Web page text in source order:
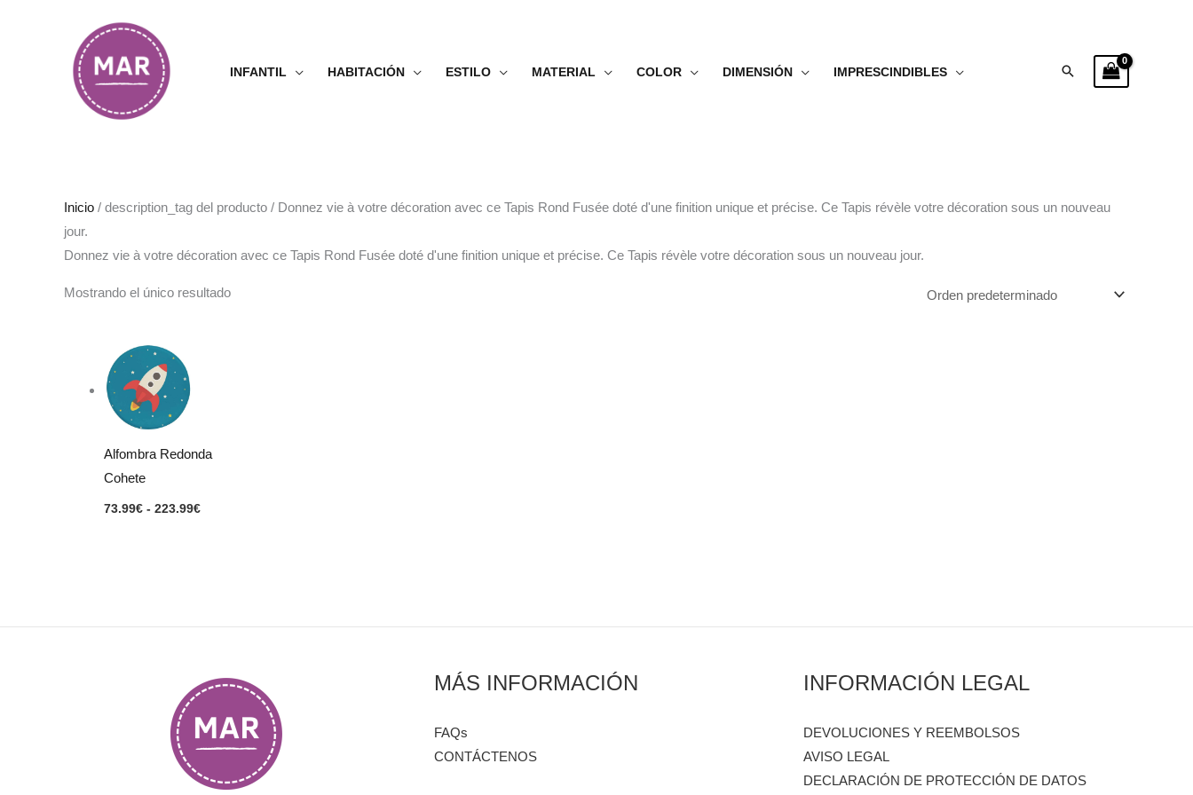
INFANTIL HABITACIÓN ESTILO MATERIAL COLOR DIMENSIÓN IMPRESCINDIBLES Buscar
Inicio / description_tag del producto / Donnez vie à votre décoration avec ce Tapis Rond Fusée doté d'une finition unique et précise. Ce Tapis révèle votre décoration sous un nouveau
jour.
Donnez vie à votre décoration avec ce Tapis Rond Fusée doté d'une finition unique et précise. Ce Tapis révèle votre décoration sous un nouveau jour.
Mostrando el único resultado
Alfombra Redonda
Cohete
73.99€ - 223.99€
MÁS INFORMACIÓN
FAQs
CONTÁCTENOS
INFORMACIÓN LEGAL
DEVOLUCIONES Y REEMBOLSOS
AVISO LEGAL
DECLARACIÓN DE PROTECCIÓN DE DATOS